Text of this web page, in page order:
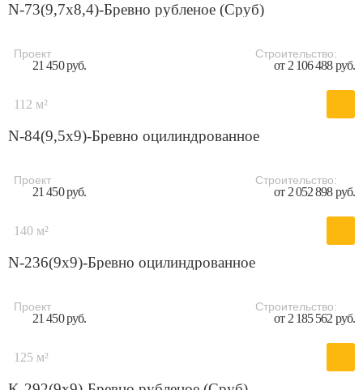
N-73(9,7х8,4)-Бревно рубленое (Сруб)
Проект
21 450 руб.
Строительство:
от 2 106 488 руб.
112 м²
N-84(9,5х9)-Бревно оцилиндрованное
Проект
21 450 руб.
Строительство:
от 2 052 898 руб.
140 м²
N-236(9x9)-Бревно оцилиндрованное
Проект
21 450 руб.
Строительство:
от 2 185 562 руб.
125 м²